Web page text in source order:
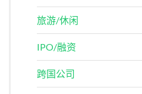
旅游/休闲
IPO/融资
跨国公司